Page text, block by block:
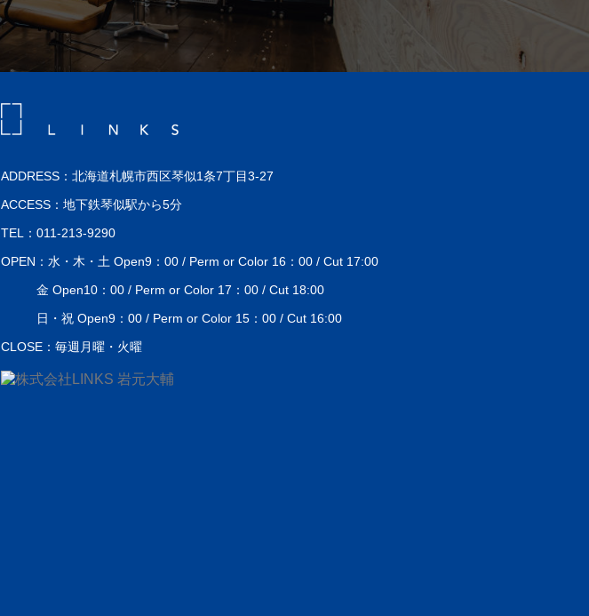
ADDRESS：北海道札幌市西区琴似1条7丁目3-27
ACCESS：地下鉄琴似駅から5分
TEL：011-213-9290
OPEN：水・木・土 Open9：00 / Perm or Color 16：00 / Cut 17:00
金 Open10：00 / Perm or Color 17：00 / Cut 18:00
日・祝 Open9：00 / Perm or Color 15：00 / Cut 16:00
CLOSE：毎週月曜・火曜